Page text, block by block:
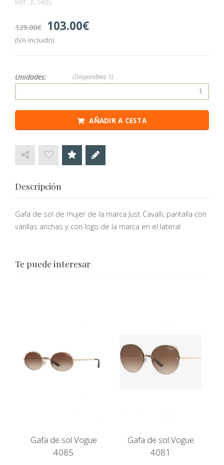
129.00 103.00
(IVA incluido)
Unidades: (Disponibles 1)
AÑADIR A CESTA
Descripción
Gafa de sol de mujer de la marca Just Cavalli, pantalla con
varillas anchas y con logo de la marca en el lateral
Te puede interesar
Gafa de sol Vogue
4085
Gafa de sol Vogue
4081